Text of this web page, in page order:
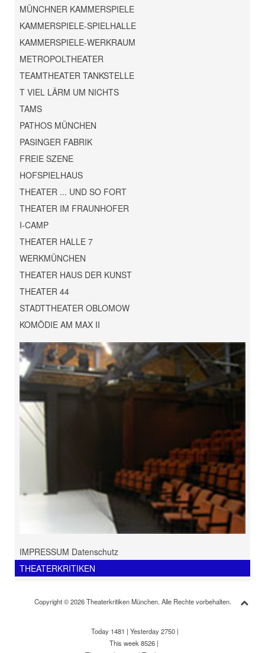
MÜNCHNER KAMMERSPIELE
KAMMERSPIELE-SPIELHALLE
KAMMERSPIELE-WERKRAUM
METROPOLTHEATER
TEAMTHEATER TANKSTELLE
T VIEL LÄRM UM NICHTS
TAMS
PATHOS MÜNCHEN
PASINGER FABRIK
FREIE SZENE
HOFSPIELHAUS
THEATER ... UND SO FORT
THEATER IM FRAUNHOFER
I-CAMP
THEATER HALLE 7
WERKMÜNCHEN
THEATER HAUS DER KUNST
THEATER 44
STADTTHEATER OBLOMOW
KOMÖDIE AM MAX II
IMPRESSUM Datenschutz
THEATERKRITIKEN
Copyright © 2026 Theaterkritiken München. Alle Rechte vorbehalten.
Today 1481 | Yesterday 2750 |
This week 8526 |